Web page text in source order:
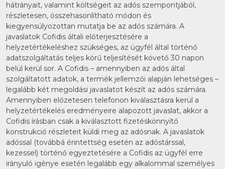
hátrányait, valamint költségeit az adós szempontjából,
részletesen, összehasonlítható módon és
kiegyensúlyozottan mutatja be az adós számára. A
javaslatok Cofidis általi előterjesztésére a
helyzetértékeléshez szükséges, az ügyfél által történő
adatszolgáltatás teljes körű teljesítését követő 30 napon
belül kerül sor. A Cofidis – amennyiben az adós által
szolgáltatott adatok, a termék jellemzői alapján lehetséges –
legalább két megoldási javaslatot készít az adós számára.
Amennyiben előzetesen telefonon kiválasztásra kerül a
helyzetértékelés eredményeire alapozott javaslat, akkor a
Cofidis írásban csak a kiválasztott fizetéskönnyítő
konstrukció részleteit küldi meg az adósnak. A javaslatok
adóssal (továbbá érintettség esetén az adóstárssal,
kezessel) történő egyeztetésére a Cofidis az ügyfél erre
irányuló igénye esetén legalább egy alkalommal személyes